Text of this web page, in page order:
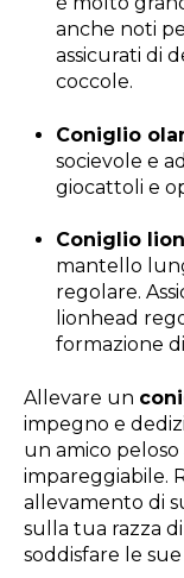
anche noti
assicurati di
coccole.
Coniglio
socievole e
giocattoli e
Coniglio
mantello
regolare.
lionhead
formazione
Allevare un
impegno e
un amico
impareggiabile.
allevamento di
sulla tua razza
soddisfare le